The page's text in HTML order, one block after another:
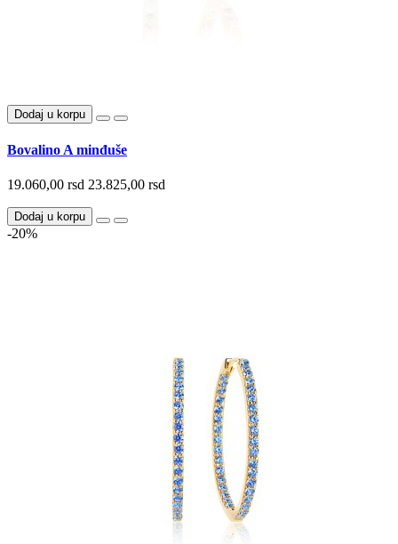
Dodaj u korpu
Bovalino A minđuše
19.060,00 rsd 23.825,00 rsd
Dodaj u korpu
-20%